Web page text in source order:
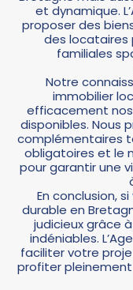
et dynamique.
proposer des
des locataires
familiales
Notre
immobilier
efficacement
disponibles. Nous
complémentaires
obligatoires et le
pour garantir une
En conclusion,
durable en
judicieux grâce
indéniables.
faciliter votre
profiter